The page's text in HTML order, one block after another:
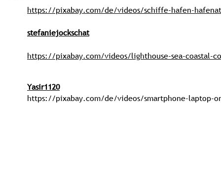
https://pixabay.com/de/videos/schiffe-hafen-
stefaniejockschat
https://pixabay.com/videos/lighthouse-sea-coastal-
Yasir1120
https://pixabay.com/de/videos/smartphone-laptop-